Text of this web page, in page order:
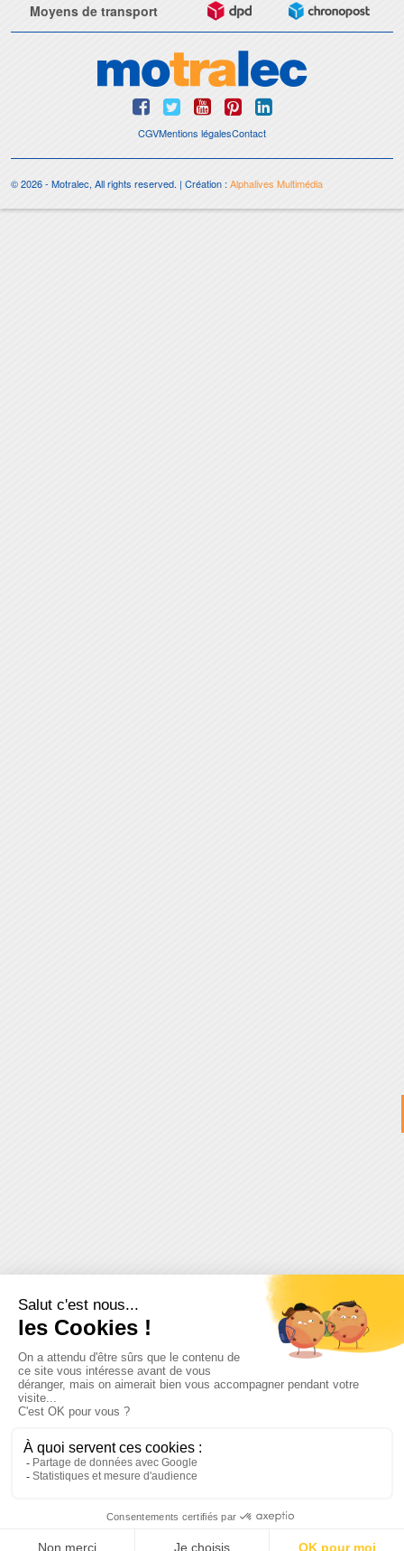
Moyens de transport
CGVMentions légalesContact
© 2026 - Motralec, All rights reserved. | Création :Alphalives Multimédia